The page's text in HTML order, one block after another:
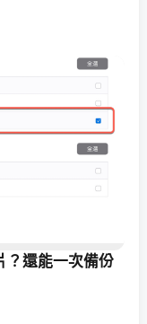
？還能一次備份